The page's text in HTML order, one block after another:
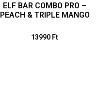
ELF BAR COMBO PRO –
PEACH & TRIPLE MANGO
13990 Ft